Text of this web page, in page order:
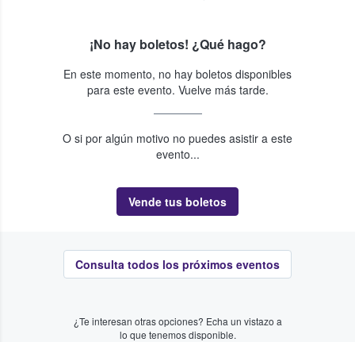
¡No hay boletos! ¿Qué hago?
En este momento, no hay boletos disponibles
para este evento. Vuelve más tarde.
O si por algún motivo no puedes asistir a este
evento...
Vende tus boletos
Consulta todos los próximos eventos
¿Te interesan otras opciones? Echa un vistazo a
lo que tenemos disponible.